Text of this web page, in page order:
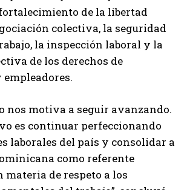
de la libertad
colectiva, la seguridad
la inspección laboral y la
de los derechos de
nos motiva a seguir avanzando.
es continuar perfeccionando
laborales del país y consolidar a
como referente
de respeto a los